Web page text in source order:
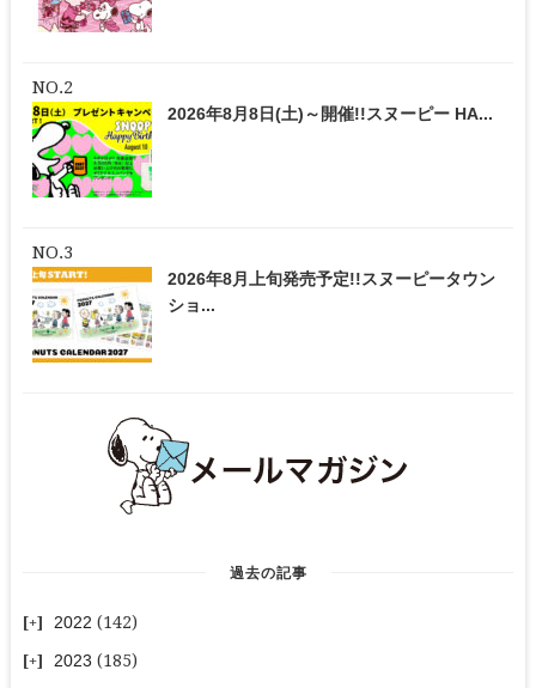
2026年8月8日(土)～開催!!スヌーピー HA...
2026年8月上旬発売予定!!スヌーピータウン
ショ...
過去の記事
2022 (142)
2023 (185)